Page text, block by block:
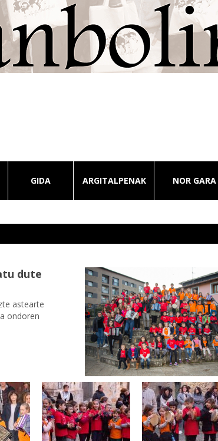
GIDA ARGITALPENAK NOR GARA
dute
astearte
ondoren